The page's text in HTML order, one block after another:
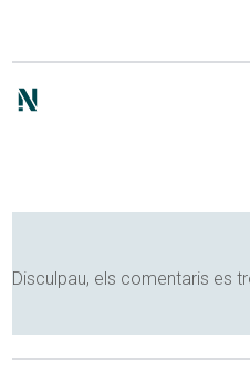
Disculpau, els comentaris es